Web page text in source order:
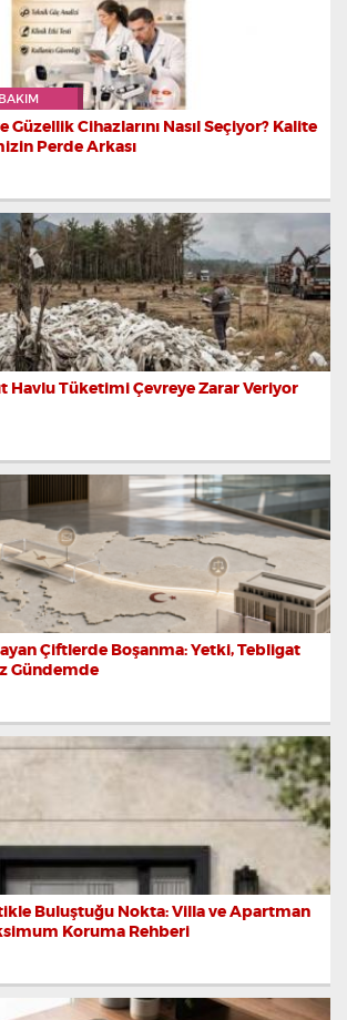
Güzellik Cihazlarını Nasıl Seçiyor? Kalite
Perde Arkası
Havlu Tüketimi Çevreye Zarar Veriyor
Çiftlerde Boşanma: Yetki, Tebligat
Gündemde
Buluştuğu Nokta: Villa ve Apartman
Koruma Rehberi